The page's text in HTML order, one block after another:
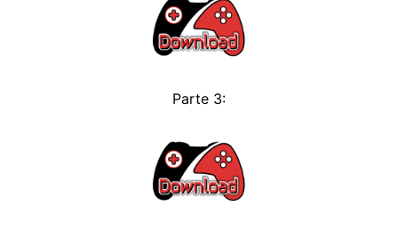
Parte 3: